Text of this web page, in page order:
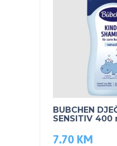
BUBCHEN
SENSITIV 400
7.70 KM